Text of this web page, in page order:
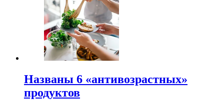
Названы 6 «антивозрастных»
продуктов